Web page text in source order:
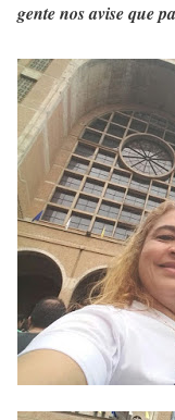
gente nos avise que